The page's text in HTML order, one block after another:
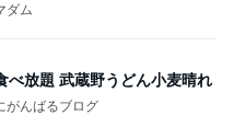
ダム
べ放題 武蔵野うどん小麦晴れ
がんばるブログ